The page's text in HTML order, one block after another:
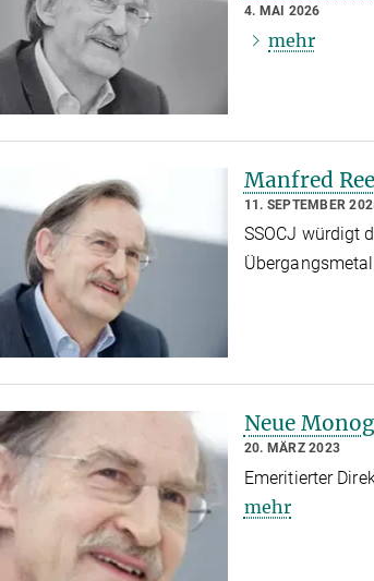
4. MAI 2026
mehr
Manfred
11. SEPTEMBER
SSOCJ würdigt
Neue
20. MÄRZ 2023
Emeritierter
mehr